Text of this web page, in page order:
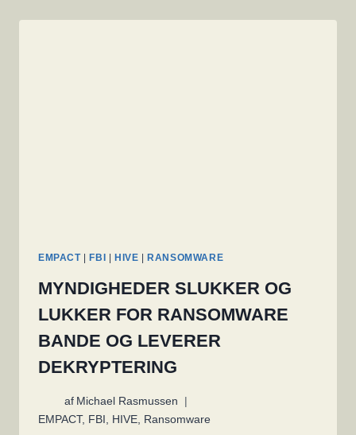
EMPACT| FBI HIVE RANSOMWARE
MYNDIGHEDER SLUKKER OG
LUKKER FOR RANSOMWARE
BANDE OG LEVERER
DEKRYPTERING
af Michael Rasmussen
EMPACT, FBI HIVE Ransomware